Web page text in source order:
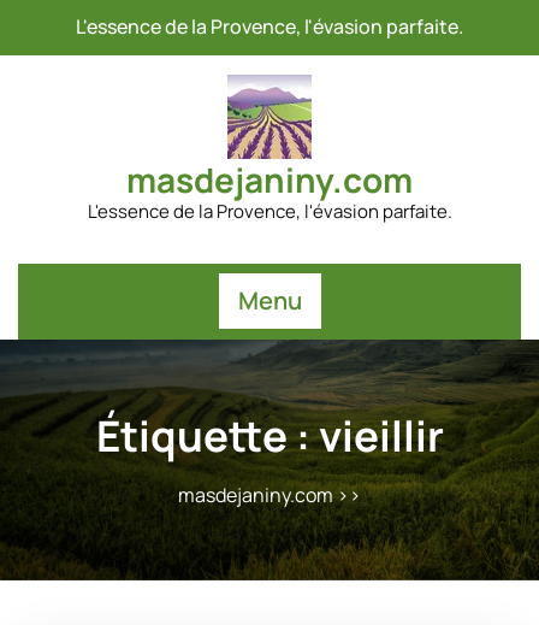
L'essence de la Provence, l'évasion parfaite.
masdejaniny.com
L'essence de la Provence, l'évasion parfaite.
Menu
Étiquette :vieillir
masdejaniny.com>>